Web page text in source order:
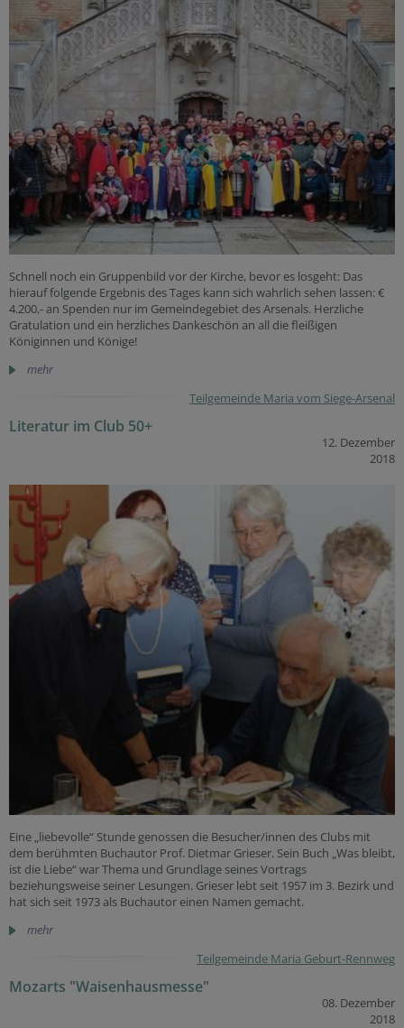
Schnell noch ein Gruppenbild vor der Kirche, bevor es losgeht: Das
hierauf folgende Ergebnis des Tages kann sich wahrlich sehen lassen: €
4.200,- an Spenden nur im Gemeindegebiet des Arsenals. Herzliche
Gratulation und ein herzliches Dankeschön an all die fleißigen
Königinnen und Könige!
mehr
Teilgemeinde Maria vom Siege-Arsenal
Literatur im Club 50+
12. Dezember
2018
Eine „liebevolle“ Stunde genossen die Besucher/innen des Clubs mit
dem berühmten Buchautor Prof. Dietmar Grieser. Sein Buch „Was bleibt,
ist die Liebe“ war Thema und Grundlage seines Vortrags
beziehungsweise seiner Lesungen. Grieser lebt seit 1957 im 3. Bezirk und
hat sich seit 1973 als Buchautor einen Namen gemacht.
mehr
Teilgemeinde Maria Geburt-Rennweg
Mozarts "Waisenhausmesse"
08. Dezember
2018